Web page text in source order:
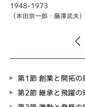
1948-1973
（本田宗一郎・藤澤武夫）
第1節 創業と開拓の
第2節 継承と飛躍の